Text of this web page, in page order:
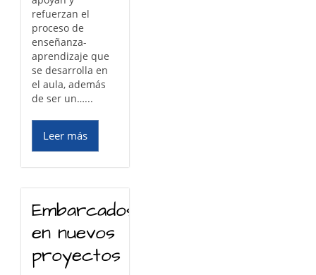
refuerzan el
proceso de
enseñanza-
aprendizaje que
se desarrolla en
el aula, además
de ser un…...
Leer más
Embarcados
en nuevos
proyectos